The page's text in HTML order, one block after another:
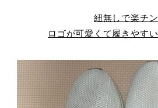
紐無しで楽チン
ロゴが可愛くて履きやす